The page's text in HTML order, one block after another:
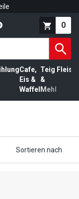
0
Cafe,
Eis &
Waffel
Teig
&
Mehl
Sortieren nach